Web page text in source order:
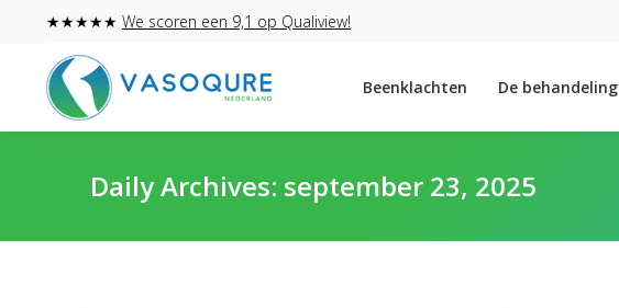
★★★★★ We scoren een 9,1 op Qualiview!
Beenklachten De behandeling
Daily Archives: september 23, 2025